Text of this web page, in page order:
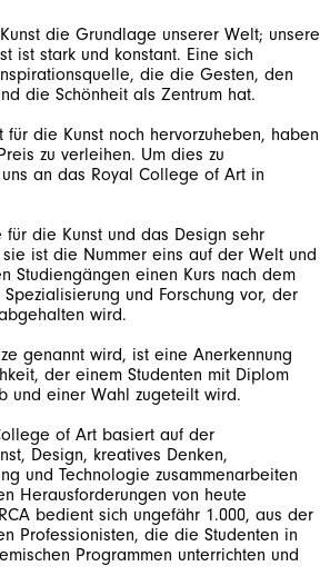
die Grundlage unserer Welt; unsere
ist stark und konstant. Eine sich
die die Gesten, den
die Schönheit als Zentrum hat.
für die Kunst noch hervorzuheben, haben
zu verleihen. Um dies zu
an das Royal College of Art in
für die Kunst und das Design sehr
ist die Nummer eins auf der Welt und
Studiengängen einen Kurs nach dem
und Forschung vor, der
wird.
genannt wird, ist eine Anerkennung
der einem Studenten mit Diplom
und einer Wahl zugeteilt wird.
of Art basiert auf der
Design, kreatives Denken,
und Technologie zusammenarbeiten
Herausforderungen von heute
bedient sich ungefähr 1.000, aus der
Professionisten, die die Studenten in
Programmen unterrichten und